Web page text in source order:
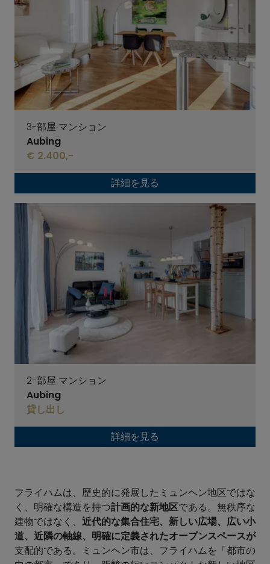
3-部屋 マンション
Aubing
€ 2.400,-
詳細を見る
2-部屋 マンション
Aubing
貸し出し
詳細を見る
フライハムは、歴史的に発展したミュンヘン地区ではな
く、明確な構造を持つ計画的な新地区である。無秩序な
建物ではなく、 近代的な集合住宅、新しい広場、広い小
道、近隣の軸線、明確に定義されたオープンスペースが
支配的である。ミュンヘン市は、フライハムを「都市の